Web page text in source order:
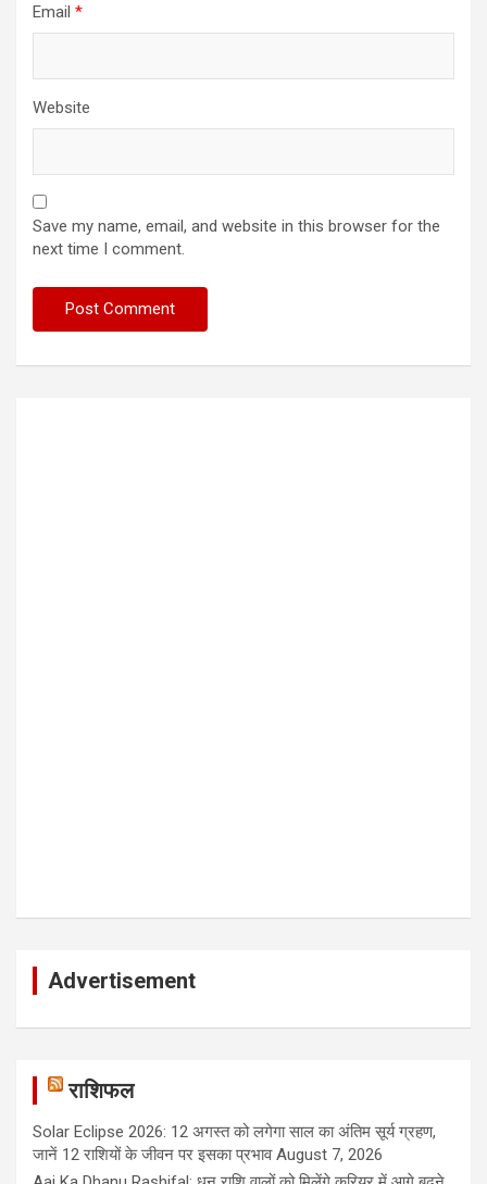
Email *
Website
Save my name, email, and website in this browser for the
next time I comment.
Advertisement
राशिफल
Solar Eclipse 2026: 12 अगस्त को लगेगा साल का अंतिम सूर्य ग्रहण,
जानें 12 राशियों के जीवन पर इसका प्रभाव August 7, 2026